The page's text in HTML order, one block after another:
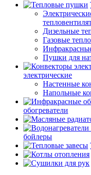
Дизельные
Газовые
Пушки для
электрические
Настенные
Напольные
обогреватели
бойлеры